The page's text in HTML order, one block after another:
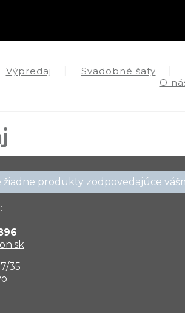
Výpredaj
Svadobné šaty
O
žiadne produkty zodpovedajúce
35